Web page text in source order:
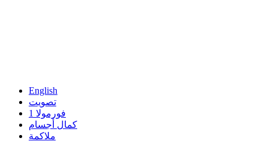
English
تصويت
فورمولا 1
كمال أجسام
ملاكمة